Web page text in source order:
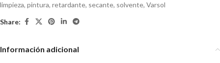
limpieza, pintura, retardante, secante, solvente, Varsol
Share:
Información adicional